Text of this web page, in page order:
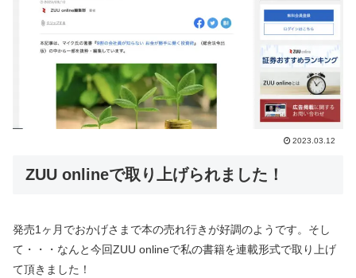
2023.03.12
ZUU onlineで取り上げられました！
発売1ヶ月でおかげさまで本の売れ行きが好調のようです。そし
て・・・なんと今回ZUU onlineで私の書籍を連載形式で取り上げ
て頂きました！